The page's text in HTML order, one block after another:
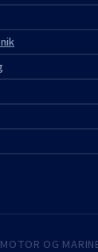
OG